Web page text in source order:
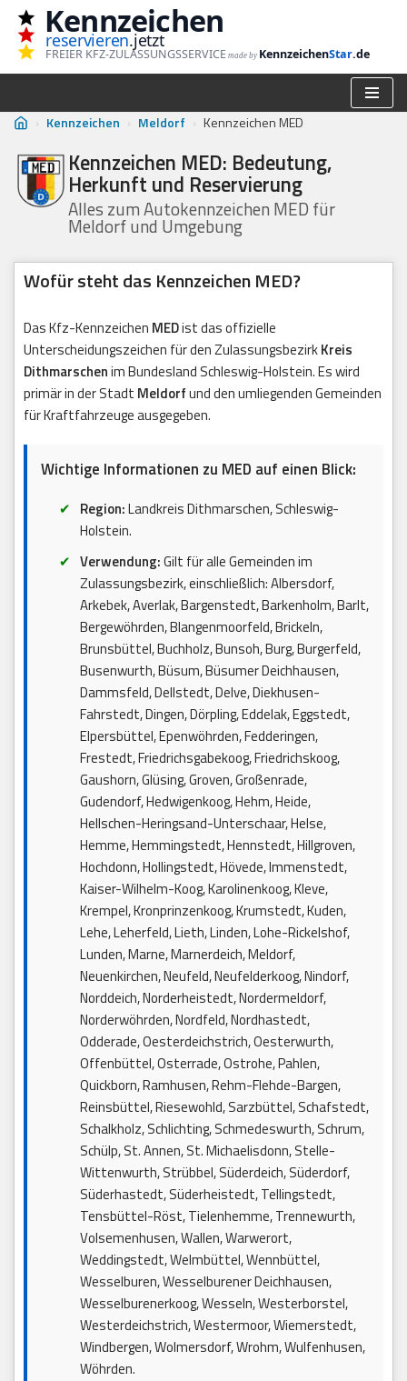
Zum
Inhalt
Kennzeichen
reservieren.jetzt
FREIER KFZ-ZULASSUNGSSERVICE made by KennzeichenStar.de
› Kennzeichen › Meldorf › Kennzeichen MED
Kennzeichen MED: Bedeutung,
Herkunft und Reservierung
Alles zum Autokennzeichen MED für
Meldorf und Umgebung
Wofür steht das Kennzeichen MED?
Das Kfz-Kennzeichen MEDist das offizielle
Unterscheidungszeichen für den ZulassungsbezirkKreis
Dithmarschenim Bundesland Schleswig-Holstein. Es wird
primär in der Stadt Meldorfund den umliegenden Gemeinden
für Kraftfahrzeuge ausgegeben.
Wichtige Informationen zu MED auf einen Blick:
Region:Landkreis Dithmarschen, Schleswig-
Holstein.
Verwendung:Gilt für alle Gemeinden im
Zulassungsbezirk, einschließlich: Albersdorf,
Arkebek, Averlak, Bargenstedt, Barkenholm, Barlt,
Bergewöhrden, Blangenmoorfeld, Brickeln,
Brunsbüttel, Buchholz, Bunsoh, Burg, Burgerfeld,
Busenwurth, Büsum, Büsumer Deichhausen,
Dammsfeld, Dellstedt, Delve, Diekhusen-
Fahrstedt, Dingen, Dörpling, Eddelak, Eggstedt,
Elpersbüttel, Epenwöhrden, Fedderingen,
Frestedt, Friedrichsgabekoog, Friedrichskoog,
Gaushorn, Glüsing, Groven, Großenrade,
Gudendorf, Hedwigenkoog, Hehm, Heide,
Hellschen-Heringsand-Unterschaar, Helse,
Hemme, Hemmingstedt, Hennstedt, Hillgroven,
Hochdonn, Hollingstedt, Hövede, Immenstedt,
Kaiser-Wilhelm-Koog, Karolinenkoog, Kleve,
Krempel, Kronprinzenkoog, Krumstedt, Kuden,
Lehe, Leherfeld, Lieth, Linden, Lohe-Rickelshof,
Lunden, Marne, Marnerdeich, Meldorf,
Neuenkirchen, Neufeld, Neufelderkoog, Nindorf,
Norddeich, Norderheistedt, Nordermeldorf,
Norderwöhrden, Nordfeld, Nordhastedt,
Odderade, Oesterdeichstrich, Oesterwurth,
Offenbüttel, Osterrade, Ostrohe, Pahlen,
Quickborn, Ramhusen, Rehm-Flehde-Bargen,
Reinsbüttel, Riesewohld, Sarzbüttel, Schafstedt,
Schalkholz, Schlichting, Schmedeswurth, Schrum,
Schülp, St. Annen, St. Michaelisdonn, Stelle-
Wittenwurth, Strübbel, Süderdeich, Süderdorf,
Süderhastedt, Süderheistedt, Tellingstedt,
Tensbüttel-Röst, Tielenhemme, Trennewurth,
Volsemenhusen, Wallen, Warwerort,
Weddingstedt, Welmbüttel, Wennbüttel,
Wesselburen, Wesselburener Deichhausen,
Wesselburenerkoog, Wesseln, Westerborstel,
Westerdeichstrich, Westermoor, Wiemerstedt,
Windbergen, Wolmersdorf, Wrohm, Wulfenhusen,
Wöhrden.